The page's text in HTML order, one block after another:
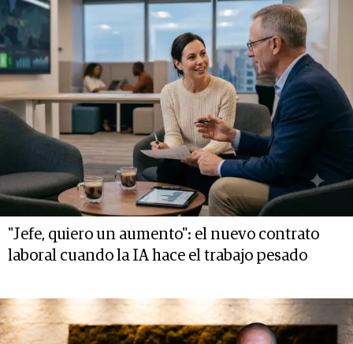
"Jefe, quiero un aumento": el nuevo contrato
laboral cuando la IA hace el trabajo pesado